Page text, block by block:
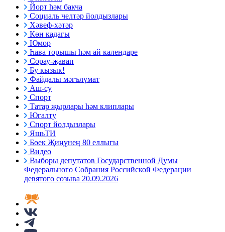
Йорт һәм бакча
Социаль челтәр йолдызлары
Хәвеф-хәтәр
Көн кадагы
Юмор
Һава торышы һәм ай календаре
Сорау-җавап
Бу кызык!
Файдалы мәгълүмат
Аш-су
Спорт
Татар җырлары һәм клиплары
Югалту
Спорт йолдызлары
ЯшьТИ
Бөек Җиңүнең 80 еллыгы
Видео
Выборы депутатов Государственной Думы
Федерального Собрания Российской Федерации
девятого созыва 20.09.2026